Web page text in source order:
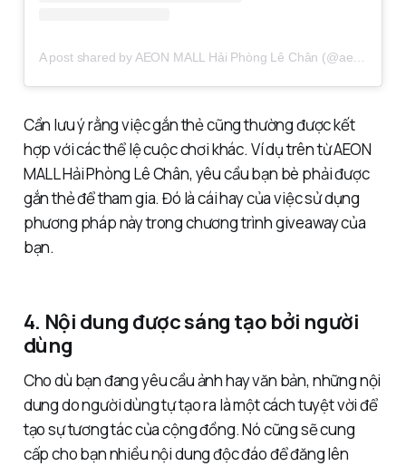
Cần lưu ý rằng việc gắn thẻ cũng thường được kết
hợp với các thể lệ cuộc chơi khác. Ví dụ trên từ AEON
MALL Hải Phòng Lê Chân, yêu cầu bạn bè phải được
gắn thẻ để tham gia. Đó là cái hay của việc sử dụng
phương pháp này trong chương trình giveaway của
bạn.
4. Nội dung được sáng tạo bởi người
dùng
Cho dù bạn đang yêu cầu ảnh hay văn bản, những nội
dung do người dùng tự tạo ra là một cách tuyệt vời để
tạo sự tương tác của cộng đồng. Nó cũng sẽ cung
cấp cho bạn nhiều nội dung độc đáo để đăng lên